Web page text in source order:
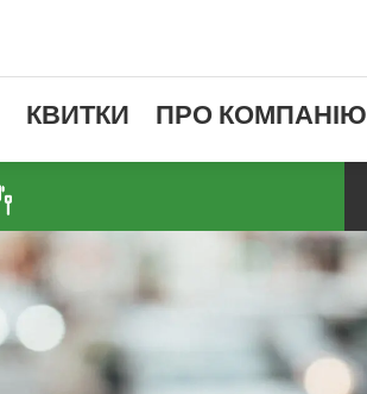
КВИТКИ ПРО КОМПАНІЮ